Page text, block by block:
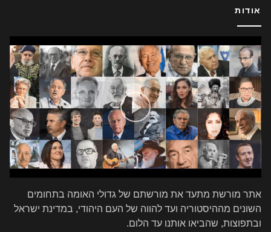
אודות
אתר מורשת מתעד את מורשתם של גדולי האומה בתחומים
השונים מההיסטוריה ועד להווה של העם היהודי, במדינת ישראל
ובתפוצות, שהביאו אותנו עד הלום.